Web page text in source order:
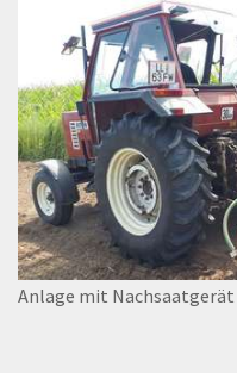
Anlage mit Nachsaatgerät